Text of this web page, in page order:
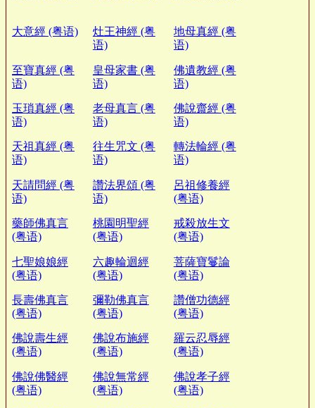
大意經 (粤语)
灶王神經 (粤
语)
地母真經 (粤
语)
至寶真經 (粤
语)
皇母家書 (粤
语)
佛遺教經 (粤
语)
玉瑣真經 (粤
语)
老母真言 (粤
语)
佛說齋經 (粤
语)
天祖真經 (粤
语)
往生咒文 (粤
语)
轉法輪經 (粤
语)
天請問經 (粤
语)
讚法界頌 (粤
语)
呂祖修養經
(粤语)
藥師佛真言
(粤语)
桃園明聖經
(粤语)
戒殺放生文
(粤语)
七聖娘娘經
(粤语)
六趣輪迴經
(粤语)
菩薩寶鬘論
(粤语)
長壽佛真言
(粤语)
彌勒佛真言
(粤语)
讚僧功德經
(粤语)
佛說壽生經
(粤语)
佛說布施經
(粤语)
羅云忍辱經
(粤语)
佛說佛醫經
(粤语)
佛說無常經
(粤语)
佛說孝子經
(粤语)